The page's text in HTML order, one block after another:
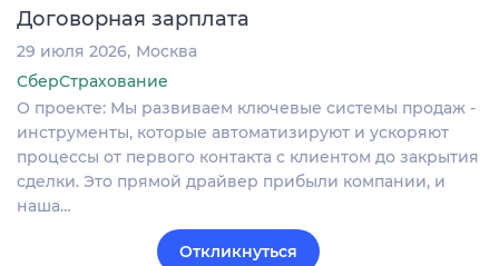
Договорная зарплата
29 июля 2026 Москва
СберСтрахование
О проекте: Мы развиваем ключевые системы продаж -
инструменты, которые автоматизируют и ускоряют
процессы от первого контакта с клиентом до закрытия
сделки. Это прямой драйвер прибыли компании, и
наша…
Откликнуться